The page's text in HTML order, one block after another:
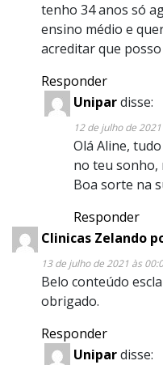
tenho 34 anos só
ensino médio e
acreditar que
Responder
Unipardisse:
12 de julho de
Olá Aline,
no teu sonho,
Boa sorte na
Responder
Clinicas Zelando
13 de julho de 2021 às
Belo conteúdo
obrigado.
Responder
Unipardisse: